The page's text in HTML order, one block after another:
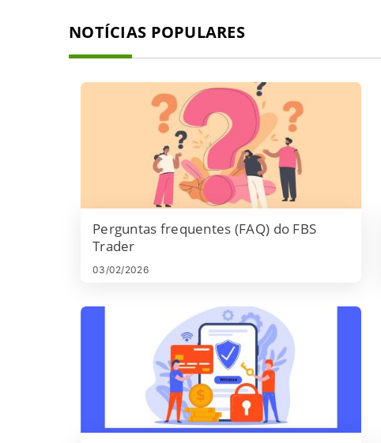
investidor experiente, os primeiros passos começam
todo o processo para ajudá-lo a configurar e fazer
login em sua conta FBS com facilidade e segurança.
NOTÍCIAS POPULARES
Perguntas frequentes (FAQ) do FBS
Trader
03/02/2026